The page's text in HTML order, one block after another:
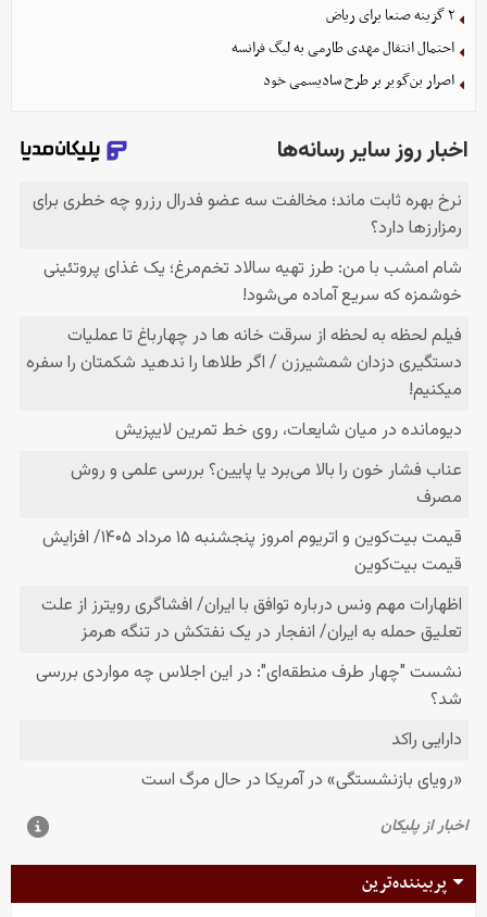
۲ گزینه صنعا برای ریاض
احتمال انتقال مهدی طارمی به لیگ فرانسه
اصرار بن‌گویر بر طرح سادیسمی خود
پربیننده‌ترین